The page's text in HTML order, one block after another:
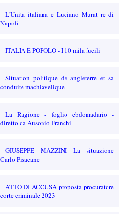
L'Unita italiana e Luciano Murat re di
Napoli
ITALIA E POPOLO - I 10 mila fucili
Situation politique de angleterre et sa
conduite machiavelique
La Ragione - foglio ebdomadario -
diretto da Ausonio Franchi
GIUSEPPE MAZZINI La situazione
Carlo Pisacane
ATTO DI ACCUSA proposta procuratore
corte criminale 2023